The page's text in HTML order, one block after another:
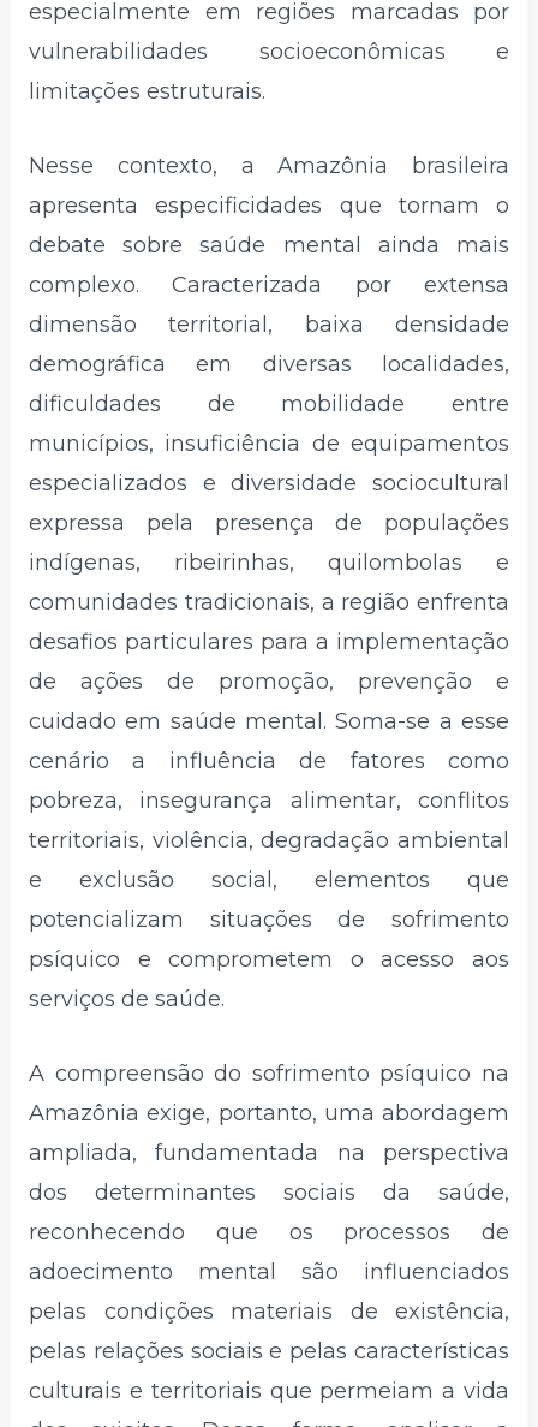
especialmente em regiões marcadas por
vulnerabilidades socioeconômicas e
limitações estruturais.
Nesse contexto, a Amazônia brasileira
apresenta especificidades que tornam o
debate sobre saúde mental ainda mais
complexo. Caracterizada por extensa
dimensão territorial, baixa densidade
demográfica em diversas localidades,
dificuldades de mobilidade entre
municípios, insuficiência de equipamentos
especializados e diversidade sociocultural
expressa pela presença de populações
indígenas, ribeirinhas, quilombolas e
comunidades tradicionais, a região enfrenta
desafios particulares para a implementação
de ações de promoção, prevenção e
cuidado em saúde mental. Soma-se a esse
cenário a influência de fatores como
pobreza, insegurança alimentar, conflitos
territoriais, violência, degradação ambiental
e exclusão social, elementos que
potencializam situações de sofrimento
psíquico e comprometem o acesso aos
serviços de saúde.
A compreensão do sofrimento psíquico na
Amazônia exige, portanto, uma abordagem
ampliada, fundamentada na perspectiva
dos determinantes sociais da saúde,
reconhecendo que os processos de
adoecimento mental são influenciados
pelas condições materiais de existência,
pelas relações sociais e pelas características
culturais e territoriais que permeiam a vida